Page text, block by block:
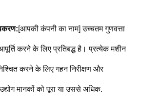
[आपकी कंपनी का नाम] उच्चतम गुणवत्ता
करने के लिए प्रतिबद्ध है। प्रत्येक मशीन
करने के लिए गहन निरीक्षण और
मानकों को पूरा या उससे अधिक.